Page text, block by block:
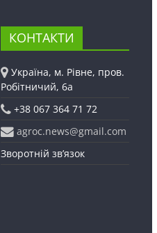
КОНТАКТИ
Україна, м. Рівне, пров.
Робітничий, 6а
+38 067 364 71 72
agroc.news@gmail.com
Зворотній зв’язок